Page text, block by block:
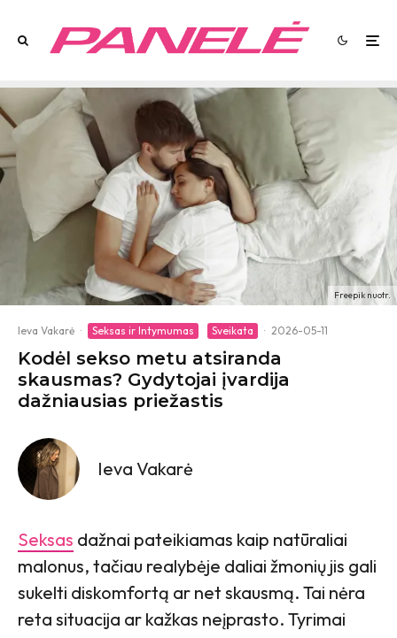
Freepik nuotr.
Ieva Vakarė · Seksas ir Intymumas Sveikata · 2026-05-11
Kodėl sekso metu atsiranda
skausmas? Gydytojai įvardija
dažniausias priežastis
Ieva Vakarė
Seksas dažnai pateikiamas kaip natūraliai
malonus, tačiau realybėje daliai žmonių jis gali
sukelti diskomfortą ar net skausmą. Tai nėra
reta situacija ar kažkas neįprasto. Tyrimai